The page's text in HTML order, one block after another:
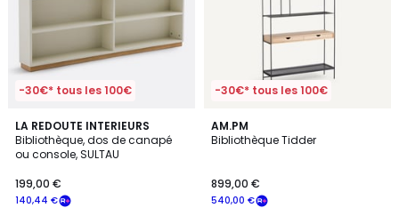
-30€* tous les 100€
LA REDOUTE INTERIEURS
Bibliothèque, dos de canapé
ou console, SULTAU
140,44 €
199,00 €
4,4
/ 5
-30€* tous les 100€
AM.PM
Bibliothèque Tidder
540,00 €
899,00 €
4,9
/ 5